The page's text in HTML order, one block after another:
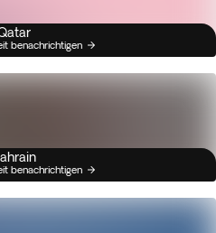
benachrichtigen
benachrichtigen